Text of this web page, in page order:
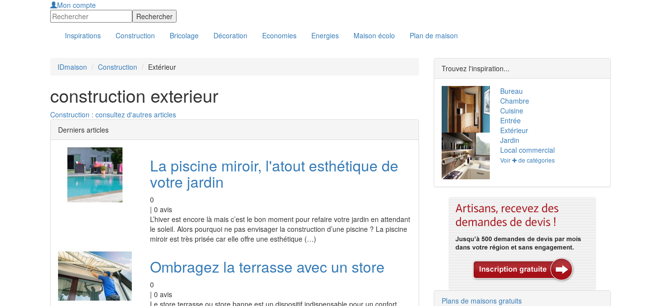
Mon compte
Inspirations Construction Bricolage Décoration Economies Energies Maison écolo Plan de maison
IDmaison Construction Extérieur
construction exterieur
Construction : consultez d'autres articles
Derniers articles
La piscine miroir, l'atout esthétique de
votre jardin
0
| 0 avis
L’hiver est encore là mais c’est le bon moment pour refaire votre jardin en attendant
le soleil. Alors pourquoi ne pas envisager la construction d’une piscine ? La piscine
miroir est très prisée car elle offre une esthétique (…)
Ombragez la terrasse avec un store
0
| 0 avis
Le store terrasse ou store banne est un dispositif indispensable pour un confort
Trouvez l'inspiration...
Bureau
Chambre
Cuisine
Entrée
Extérieur
Jardin
Local commercial
Voir ✚ de catégories
Plans de maisons gratuits